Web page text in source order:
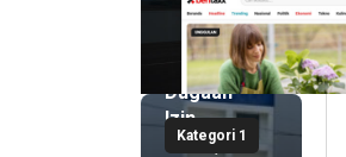
Kategori 1
Serdang
Bantah
Terlibat
Dugaan
Izin
Palsu,